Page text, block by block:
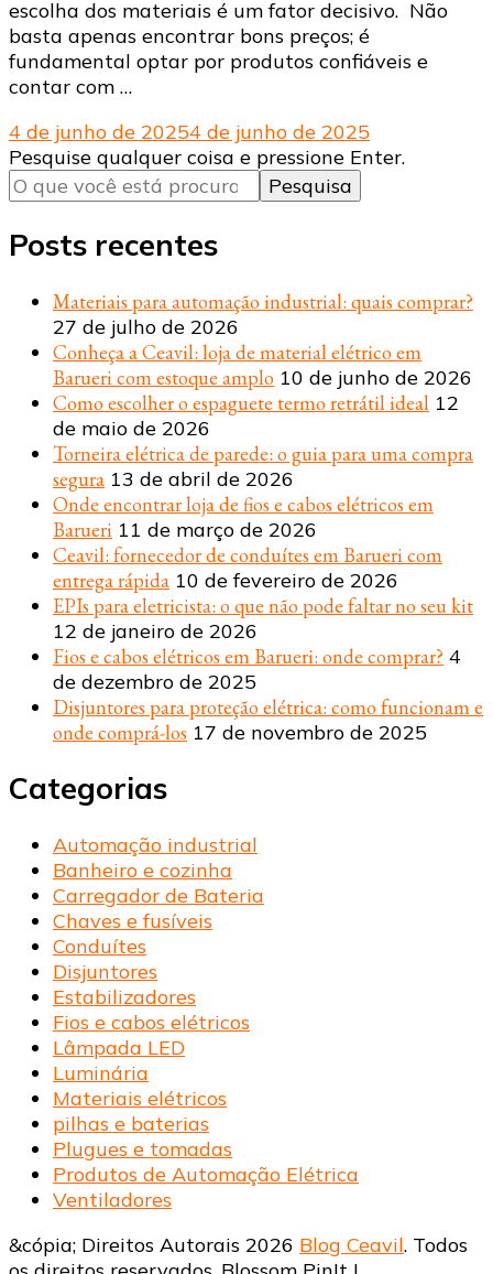
escolha dos materiais é um fator decisivo. Não
basta apenas encontrar bons preços; é
fundamental optar por produtos confiáveis e
contar com …
4 de junho de 20254 de junho de 2025
Procurando
algo?
Pesquise qualquer coisa e pressione Enter.
Posts recentes
Materiais para automação industrial: quais comprar?
27 de julho de 2026
Conheça a Ceavil: loja de material elétrico em
Barueri com estoque amplo 10 de junho de 2026
Como escolher o espaguete termo retrátil ideal 12
de maio de 2026
Torneira elétrica de parede: o guia para uma compra
segura 13 de abril de 2026
Onde encontrar loja de fios e cabos elétricos em
Barueri 11 de março de 2026
Ceavil: fornecedor de conduítes em Barueri com
entrega rápida 10 de fevereiro de 2026
EPIs para eletricista: o que não pode faltar no seu kit
12 de janeiro de 2026
Fios e cabos elétricos em Barueri: onde comprar? 4
de dezembro de 2025
Disjuntores para proteção elétrica: como funcionam e
onde comprá-los 17 de novembro de 2025
Categorias
Automação industrial
Banheiro e cozinha
Carregador de Bateria
Chaves e fusíveis
Conduítes
Disjuntores
Estabilizadores
Fios e cabos elétricos
Lâmpada LED
Luminária
Materiais elétricos
pilhas e baterias
Plugues e tomadas
Produtos de Automação Elétrica
Ventiladores
&cópia; Direitos Autorais 2026 Blog Ceavil. Todos